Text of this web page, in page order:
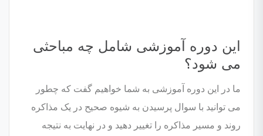
این دوره آموزشی شامل چه مباحثی
می شود؟
ما در این دوره آموزشی به شما خواهیم گفت که چطور
می توانید با سوال پرسیدن به شیوه صحیح در یک مذاکره
روند و مسیر مذاکره را تغییر دهید و در نهایت به نتیجه